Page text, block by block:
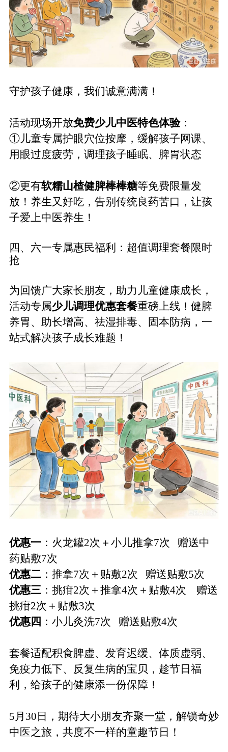
守护孩子健康，我们诚意满满！
活动现场开放免费少儿中医特色体验：
①儿童专属护眼穴位按摩，缓解孩子网课、
用眼过度疲劳 ， 调理孩子睡眠、脾胃状态
②更有软糯山楂健脾棒棒糖等免费限量发
放！养生又好吃，告别传统良药苦口，让孩
子爱上中医养生！
四、 六一专属惠民福利 ： 超值调理套餐限时
抢
为回馈广大家长朋友，助力儿童健康成长，
活动专属少儿调理优惠套餐重磅上线！健脾
养胃、助长增高、祛湿排毒、固本防病，一
站式解决孩子成长难题 ！
优惠一：火龙罐2次＋小儿推拿7次
赠送中
药贴敷7次
优惠二：推拿7次＋贴敷2次 赠送贴敷5次
优惠三：挑疳2次＋推拿4次＋贴敷4次
赠送
挑疳2次＋贴敷3次
优惠四 ：小儿灸洗7次 赠送贴敷4次
套餐适配积食脾虚、发育迟缓、体质虚弱、
免疫力低下、反复生病的宝贝，趁节日福
利，给孩子的健康添一份保障！
5月30日 ，期待大小朋友齐聚一堂，解锁奇妙
中医之旅，共度不一样的童趣节日！